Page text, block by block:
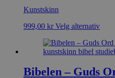
Kunstskinn
999,00 kr Velg alternativ
Bibelen – Guds